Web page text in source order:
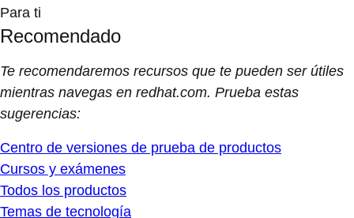
Para ti
Recomendado
Te recomendaremos recursos que te pueden ser útiles
mientras navegas en redhat.com. Prueba estas
sugerencias:
Centro de versiones de prueba de productos
Cursos y exámenes
Todos los productos
Temas de tecnología